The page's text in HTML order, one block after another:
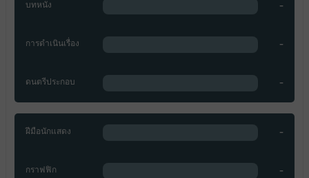
บทหนัง -
การดำเนินเรื่อง -
ดนตรีประกอบ -
ฝีมือนักแสดง -
กราฟฟิก -